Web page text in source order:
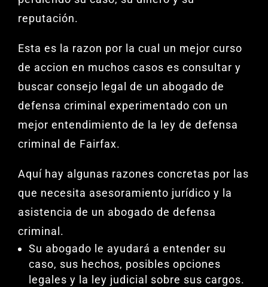
reputación.
Esta es la razon por la cual un mejor curso
de accion en muchos casos es consultar y
buscar consejo legal de un abogado de
defensa criminal experimentado con un
mejor entendimiento de la ley de defensa
criminal de Fairfax.
Aquí hay algunas razones concretas por las
que necesita asesoramiento jurídico y la
asistencia de un abogado de defensa
criminal.
Su abogado le ayudará a entender su
caso, sus hechos, posibles opciones
legales y la ley judicial sobre sus cargos.